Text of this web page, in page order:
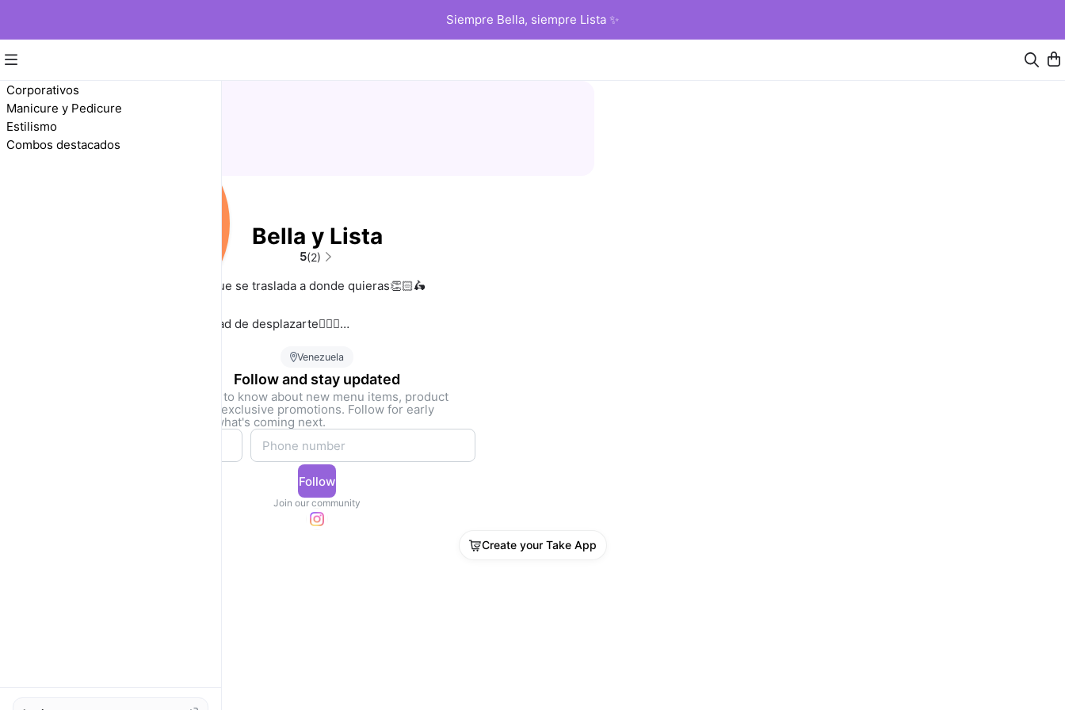
Siempre Bella, siempre Lista ✨
Corporativos
Manicure y Pedicure
Estilismo
Combos destacados
Bella y Lista
5(2)
Tu peluquería a domicilio que se traslada a donde quieras👏🏻🛵
Sin necesidad de desplazarte🏃🏻‍♀
Reservas una cita en línea y tienes tu atención personalizada 📲
Venezuela
Follow and stay updated
Be the first to know about new menu items, product
drops, and exclusive promotions. Follow for early
access to what's coming next.
Follow
Join our community
Create your Take App